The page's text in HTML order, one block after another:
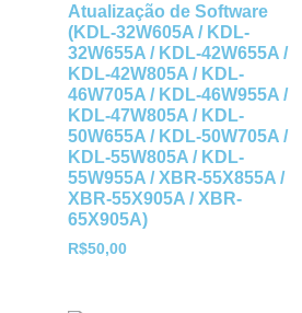
Atualização de Software
(KDL-32W605A / KDL-
32W655A / KDL-42W655A /
KDL-42W805A / KDL-
46W705A / KDL-46W955A /
KDL-47W805A / KDL-
50W655A / KDL-50W705A /
KDL-55W805A / KDL-
55W955A / XBR-55X855A /
XBR-55X905A / XBR-
65X905A)
R$50,00